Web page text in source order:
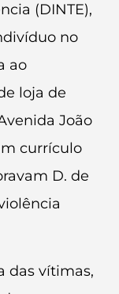
(DINTE),
no
ao
loja de
João
currículo
D. de
das vítimas,